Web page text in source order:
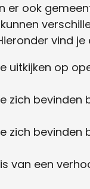
er ook
vind
uitkijken op
zich
zich
van een